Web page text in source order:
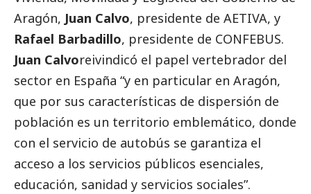
Aragón, Juan Calvo, presidente de AETIVA, y
Rafael Barbadillo, presidente de CONFEBUS.
Juan Calvoreivindicó el papel vertebrador del
sector en España “y en particular en Aragón,
que por sus características de dispersión de
población es un territorio emblemático, donde
con el servicio de autobús se garantiza el
acceso a los servicios públicos esenciales,
educación, sanidad y servicios sociales”.